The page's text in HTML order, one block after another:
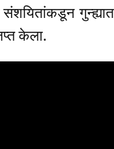
संशयितांकडून
केला.